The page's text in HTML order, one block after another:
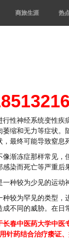
商旅生涯 热
性神经系统变性
缩和无力等症状
最终可能导致窒息
渐冻症那样常见，
染而死亡等严重后
一种较为少见的运
较为罕见的类型
不同的威胁。在日
长春中医药大学中
针药结合治疗痿证